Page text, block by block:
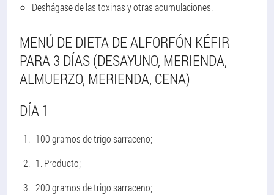
Deshágase de las toxinas y otras acumulaciones.
MENÚ DE DIETA DE ALFORFÓN KÉFIR
PARA 3 DÍAS (DESAYUNO, MERIENDA,
ALMUERZO, MERIENDA, CENA)
DÍA 1
100 gramos de trigo sarraceno;
1. Producto;
200 gramos de trigo sarraceno;